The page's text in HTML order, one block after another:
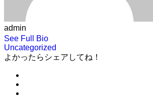
admin
See Full Bio
Uncategorized
よかったらシェアしてね！